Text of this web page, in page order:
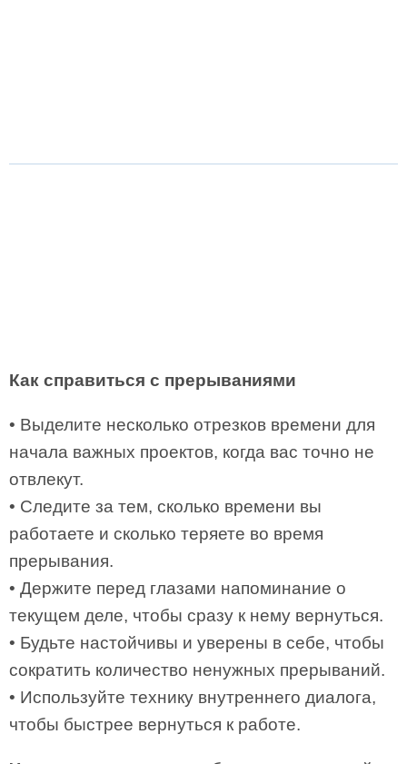
Как справиться с прерываниями
• Выделите несколько отрезков времени для
начала важных проектов, когда вас точно не
отвлекут.
• Следите за тем, сколько времени вы
работаете и сколько теряете во время
прерывания.
• Держите перед глазами напоминание о
текущем деле, чтобы сразу к нему вернуться.
• Будьте настойчивы и уверены в себе, чтобы
сократить количество ненужных прерываний.
• Используйте технику внутреннего диалога,
чтобы быстрее вернуться к работе.